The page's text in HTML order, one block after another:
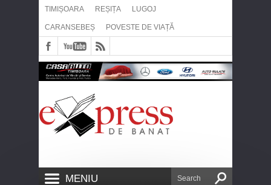
TIMIȘOARA REȘIȚA LUGOJ
CARANSEBEȘ POVESTE DE VIAȚĂ
MENIU